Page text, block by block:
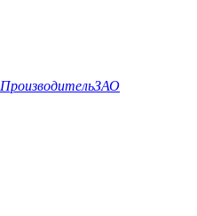
ПроизводительЗАО